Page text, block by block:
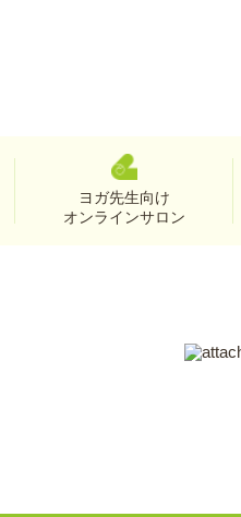
ヨガ先生向け
オンラインサロン